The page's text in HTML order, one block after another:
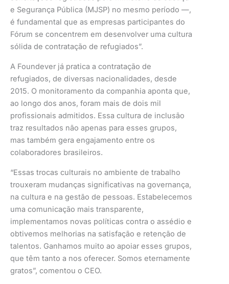
e Segurança Pública (MJSP) no mesmo período —,
é fundamental que as empresas participantes do
Fórum se concentrem em desenvolver uma cultura
sólida de contratação de refugiados”.
A Foundever já pratica a contratação de
refugiados, de diversas nacionalidades, desde
2015. O monitoramento da companhia aponta que,
ao longo dos anos, foram mais de dois mil
profissionais admitidos. Essa cultura de inclusão
traz resultados não apenas para esses grupos,
mas também gera engajamento entre os
colaboradores brasileiros.
“Essas trocas culturais no ambiente de trabalho
trouxeram mudanças significativas na governança,
na cultura e na gestão de pessoas. Estabelecemos
uma comunicação mais transparente,
implementamos novas políticas contra o assédio e
obtivemos melhorias na satisfação e retenção de
talentos. Ganhamos muito ao apoiar esses grupos,
que têm tanto a nos oferecer. Somos eternamente
gratos”, comentou o CEO.